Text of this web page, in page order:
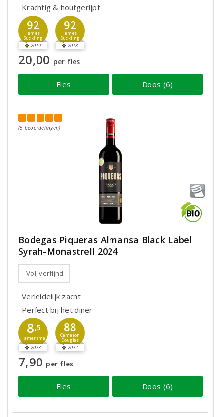
Krachtig & houtgerijpt
92
James
Suckling
2019
92
James
Suckling
2018
20,00 per fles
Fles Doos (6)
(5 beoordelingen)
Bodegas Piqueras Almansa Black Label
Syrah-Monastrell 2024
Vol, verfijnd
Verleidelijk zacht
Perfect bij het diner
8,5
Hamersma
2023
88
Cameron
Douglas
2022
7,90 per fles
Fles Doos (6)